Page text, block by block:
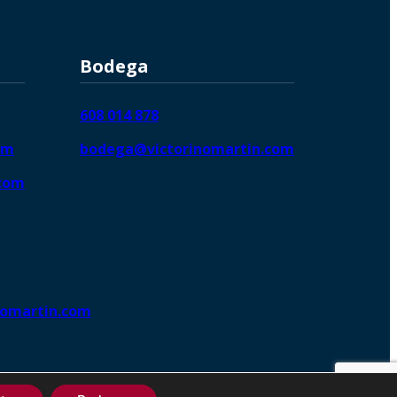
Bodega
608 014 878
bodega@victorinomartin.com
DigitalGrowthⓇ